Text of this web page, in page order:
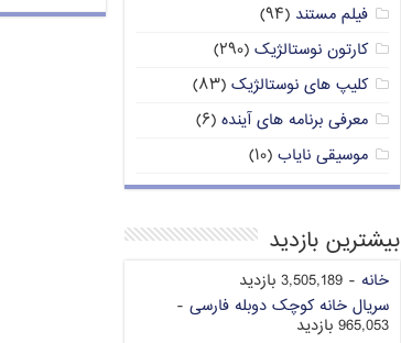
فیلم مستند (۹۴)
کارتون نوستالژیک (۲۹۰)
کلیپ های نوستالژیک (۸۳)
معرفی برنامه های آینده (۶)
موسیقی نایاب (۱۰)
بیشترین بازدید
خانه - 3,505,189 بازدید
سریال خانه کوچک دوبله فارسی -
965,053 بازدید